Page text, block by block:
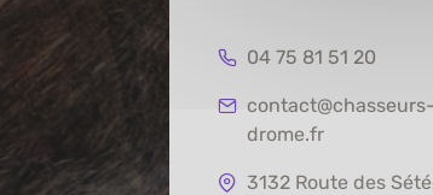
04 75 81 51 20
contact@chasseurs-
drome.fr
3132 Route des